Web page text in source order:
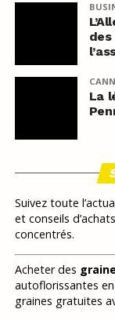
La
Suivez toute
et conseils
concentrés.
Acheter des
autoflorissantes en
graines gratuites